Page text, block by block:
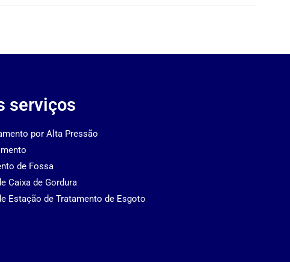
serviços
por Alta Pressão
de Fossa
Caixa de Gordura
Estação de Tratamento de Esgoto